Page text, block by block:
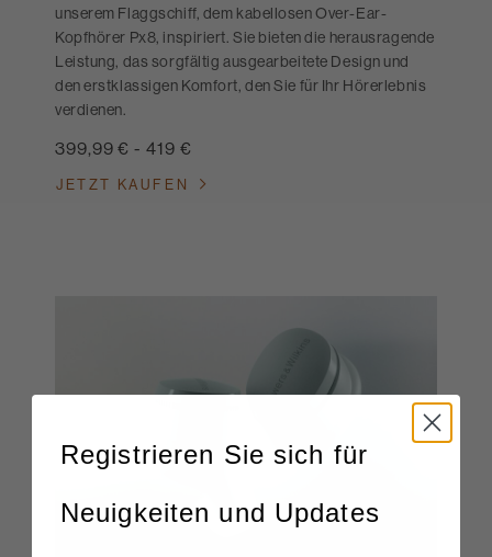
unserem Flaggschiff, dem kabellosen Over-Ear-
Kopfhörer Px8, inspiriert. Sie bieten die herausragende
Leistung, das sorgfältig ausgearbeitete Design und
den erstklassigen Komfort, den Sie für Ihr Hörerlebnis
verdienen.
399,99 €- 419 €
JETZT KAUFEN
Registrieren Sie sich für
Neuigkeiten und Updates